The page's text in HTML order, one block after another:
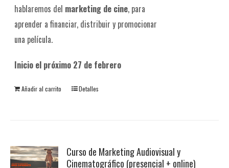
hablaremos del marketing de cine, para
aprender a financiar, distribuir y promocionar
una película.
Inicio el próximo 27 de febrero
Añadir al carrito Detalles
Curso de Marketing Audiovisual y
Cinematográfico (presencial + online)